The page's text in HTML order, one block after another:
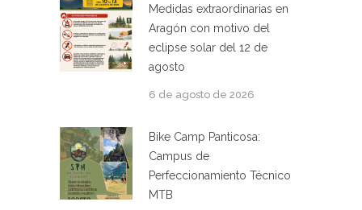
Medidas extraordinarias en
Aragón con motivo del
eclipse solar del 12 de
agosto
6 de agosto de 2026
Bike Camp Panticosa:
Campus de
Perfeccionamiento Técnico
MTB